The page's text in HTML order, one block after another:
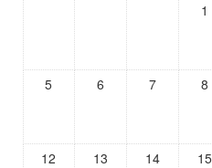
1
5 6 7 8
12 13 14 15